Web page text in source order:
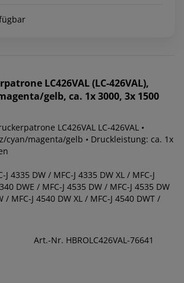
LC426VAL (LC-426VAL),
gelb, ca. 1x 3000, 3x 1500
LC426VAL LC-426VAL •
cyan/magenta/gelb • Druckleistung: ca. 1x
4335 DW / MFC-J 4335 DW XL / MFC-J
DWE / MFC-J 4535 DW / MFC-J 4535 DW
/ MFC-J 4540 DW XL / MFC-J 4540 DWT /
Art.-Nr. HBROLC426VAL-76641